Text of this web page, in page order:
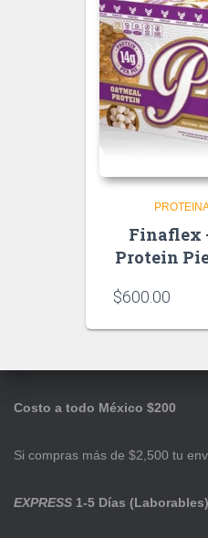
Finaflex
Protein
$600.00
Costo a todo México $200
Si compras más de $2,500 tu
EXPRESS 1-5 Días (Laborables)